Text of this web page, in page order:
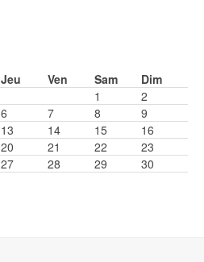
Jeu Ven Sam
Dim
1
2
6 7 8
9
13 14 15
16
20 21 22
23
27 28 29
30